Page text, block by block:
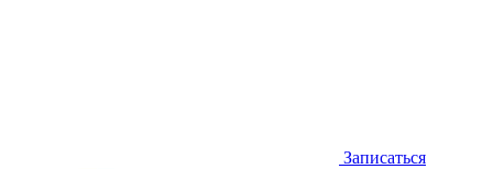
Записаться